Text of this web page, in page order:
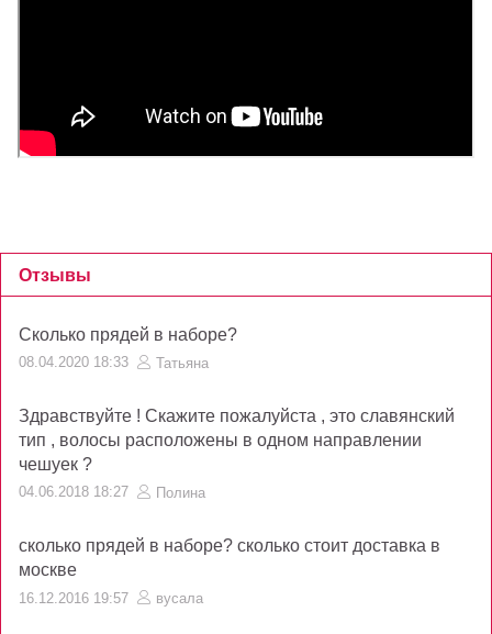
Отзывы
Сколько прядей в наборе?
08.04.2020 18:33 Татьяна
Здравствуйте ! Скажите пожалуйста , это славянский
тип , волосы расположены в одном направлении
чешуек ?
04.06.2018 18:27 Полина
сколько прядей в наборе? сколько стоит доставка в
москве
16.12.2016 19:57 вусала